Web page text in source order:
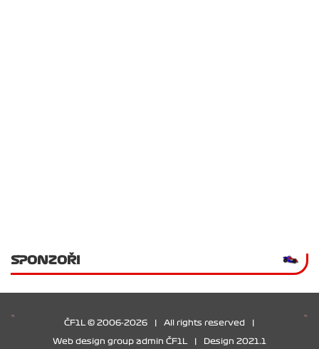
SPONZOŘI
ČF1L © 2006-2026 All rights reserved
Web design group admin ČF1L Design 2021.1